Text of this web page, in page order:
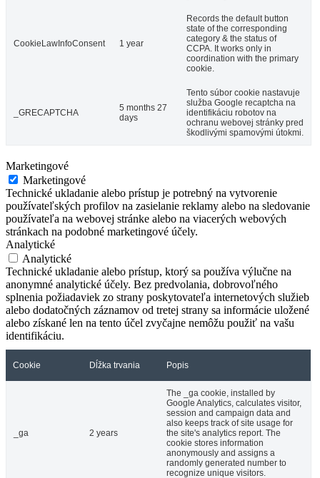
CookieLawInfoConsent 1 year
Records the default button
state of the corresponding
category & the status of
CCPA. It works only in
coordination with the primary
cookie.
_GRECAPTCHA
5 months 27
days
Tento súbor cookie nastavuje
služba Google recaptcha na
identifikáciu robotov na
ochranu webovej stránky pred
škodlivými spamovými útokmi.
Marketingové
Marketingové
Technické ukladanie alebo prístup je potrebný na vytvorenie
používateľských profilov na zasielanie reklamy alebo na sledovanie
používateľa na webovej stránke alebo na viacerých webových
stránkach na podobné marketingové účely.
Analytické
Analytické
Technické ukladanie alebo prístup, ktorý sa používa výlučne na
anonymné analytické účely. Bez predvolania, dobrovoľného
splnenia požiadaviek zo strany poskytovateľa internetových služieb
alebo dodatočných záznamov od tretej strany sa informácie uložené
alebo získané len na tento účel zvyčajne nemôžu použiť na vašu
identifikáciu.
Cookie Dĺžka trvania Popis
_ga 2 years
The _ga cookie, installed by
Google Analytics, calculates visitor,
session and campaign data and
also keeps track of site usage for
the site's analytics report. The
cookie stores information
anonymously and assigns a
randomly generated number to
recognize unique visitors.